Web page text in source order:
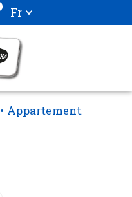
Fr
Appartement